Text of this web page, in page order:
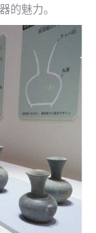
的魅力。